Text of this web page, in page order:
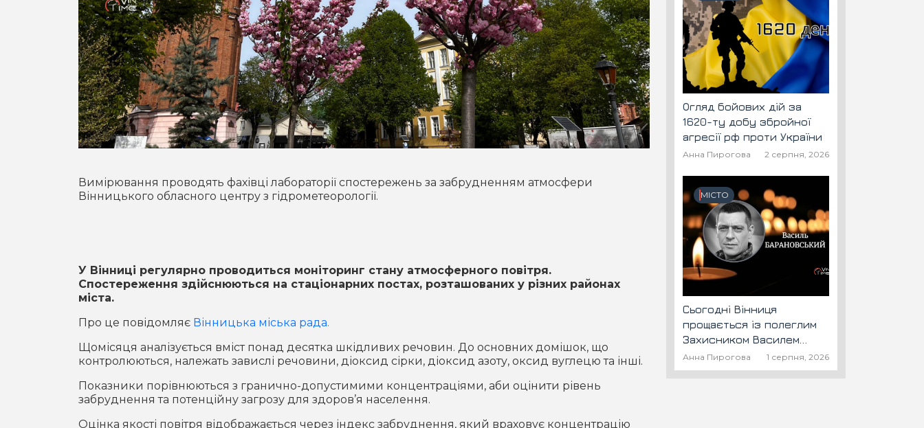
Вимірювання проводять фахівці лабораторії спостережень за забрудненням атмосфери
Вінницького обласного центру з гідрометеорології.
У Вінниці регулярно проводиться моніторинг стану атмосферного повітря.
Спостереження здійснюються на стаціонарних постах, розташованих у різних районах
міста.
Про це повідомляє Вінницька міська рада.
Щомісяця аналізується вміст понад десятка шкідливих речовин. До основних домішок, що
контролюються, належать завислі речовини, діоксид сірки, діоксид азоту, оксид вуглецю та інші.
Показники порівнюються з гранично-допустимими концентраціями, аби оцінити рівень
забруднення та потенційну загрозу для здоров’я населення.
Оцінка якості повітря відображається через індекс забруднення, який враховує концентрацію
Огляд бойових дій за
1620-ту добу збройної
агресії рф проти України
Анна Пирогова 2 серпня, 2026
МІСТО
Сьогодні Вінниця
прощається із полеглим
Захисником Василем
Барановським "Шторм"
Анна Пирогова 1 серпня, 2026